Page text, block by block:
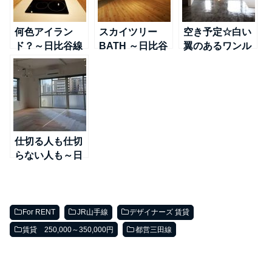
何色アイラン
ド？～日比谷線
＠南千住
スカイツリー
BATH ～日比谷
空き予定☆白い
翼のあるワンル
仕切る人も仕切
らない人も～日
For RENT JR山手線 デザイナーズ 賃貸
賃貸 250,000～350,000円 都営三田線